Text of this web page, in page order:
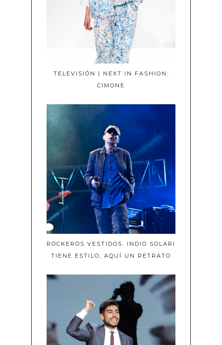
TELEVISIÓN | NEXT IN FASHION:
CIMONE
ROCKEROS VESTIDOS: INDIO SOLARI
TIENE ESTILO, AQUÍ UN RETRATO